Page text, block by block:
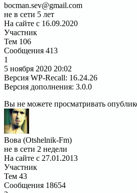
bocman.sev@gmail.com
не в сети 5 лет
На сайте с 16.09.2020
Участник
Тем 106
Сообщения 413
1
5 ноября 2020 20:02
Версия WP-Recall: 16.24.26
Версия дополнения: 3.0.0
Вы не можете просматривать
Вова (Otshelnik-Fm)
не в сети 2 недели
На сайте с 27.01.2013
Участник
Тем 43
Сообщения 18654